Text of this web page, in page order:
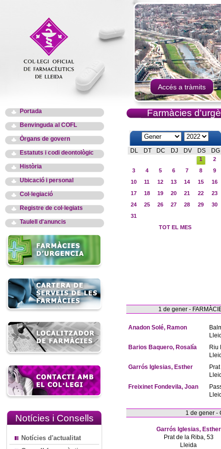
Accés a tràmits
Portada
Benvinguda al COFL
Òrgans de govern
Estatuts i codi deontològic
Història
Ubicació i personal
Col·legiació
Registre de col·legiats
Taulell d'anuncis
Notícies i Consells
Notícies d'actualitat
Farmàcies
DL DT DC DJ DV DS DG
1
2
3
4 5 6 7 8
9
10
11 12 13 14 15
16
17
18 19 20 21 22
23
24
25 26 27 28 29
30
31
TOT EL MES
1 de gener -
Anadon Solé, Ramon
Barios Baquero, Rosalía
Riu
Garrós Iglesias, Esther
Freixinet Fondevila, Joan
1 de gener -
Garrós Iglesias, Esther
Prat de la Riba, 53
Lleida